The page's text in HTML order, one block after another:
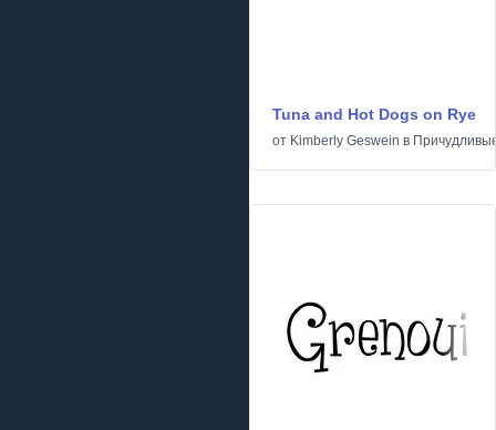
Tuna and Hot Dogs on Rye
от Kimberly Geswein в